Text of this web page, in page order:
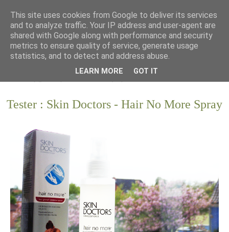
Tester : Skin Doctors - Hair No More Spray
This site uses cookies from Google to deliver its services
and to analyze traffic. Your IP address and user-agent are
shared with Google along with performance and security
metrics to ensure quality of service, generate usage
statistics, and to detect and address abuse.
LEARN MORE GOT IT